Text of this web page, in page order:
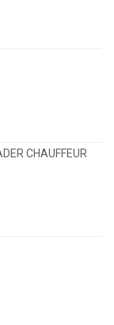
CHAUFFEUR